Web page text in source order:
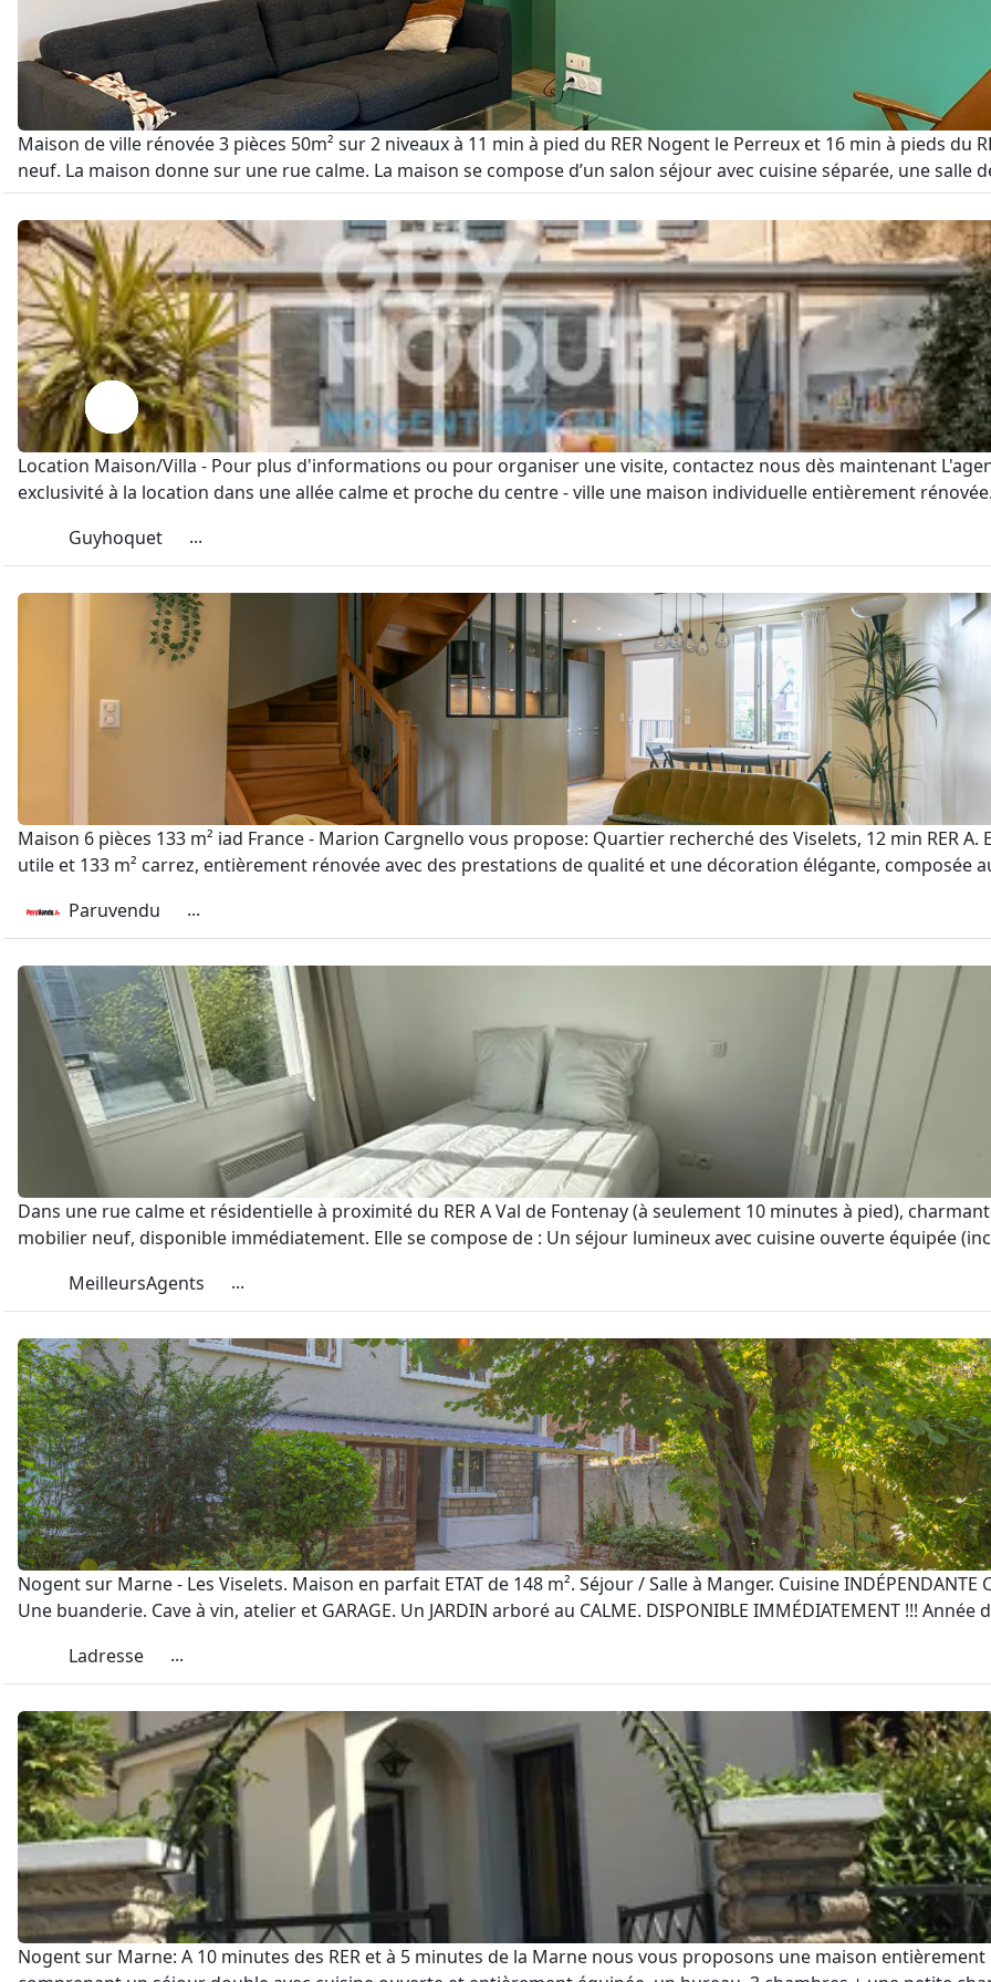
Maison de ville rénovée 3 pièces 50m² sur 2 niveaux à 11 min à pied du RER Nogent le Perreux et 16 min à pieds
neuf. La maison donne sur une rue calme. La maison se compose d’un salon séjour avec cuisine séparée, une salle
Location Maison/Villa - Pour plus d'informations ou pour organiser une visite, contactez nous dès maintenant
exclusivité à la location dans une allée calme et proche du centre - ville une maison individuelle entièrement
Guyhoquet
...
Maison 6 pièces 133 m² iad France - Marion Cargnello vous propose: Quartier recherché des Viselets, 12 min RER
utile et 133 m² carrez, entièrement rénovée avec des prestations de qualité et une décoration élégante, composée
Paruvendu
...
Dans une rue calme et résidentielle à proximité du RER A Val de Fontenay (à seulement 10 minutes à pied),
mobilier neuf, disponible immédiatement. Elle se compose de : Un séjour lumineux avec cuisine ouverte équipée
MeilleursAgents
...
Nogent sur Marne - Les Viselets. Maison en parfait ETAT de 148 m². Séjour / Salle à Manger. Cuisine INDÉPENDANTE
Une buanderie. Cave à vin, atelier et GARAGE. Un JARDIN arboré au CALME. DISPONIBLE IMMÉDIATEMENT !!!
Ladresse
...
Nogent sur Marne: A 10 minutes des RER et à 5 minutes de la Marne nous vous proposons une maison